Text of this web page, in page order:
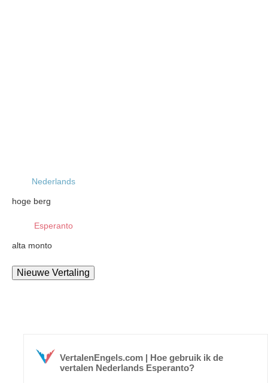
Nederlands
hoge berg
Esperanto
alta monto
VertalenEngels.com | Hoe gebruik ik de
vertalen Nederlands Esperanto?